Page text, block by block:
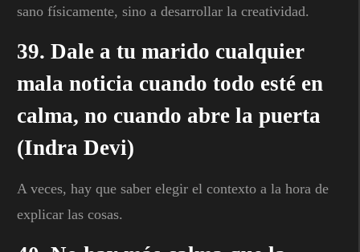
sano físicamente, sino a desarrollar la creatividad.
39. Dale a tu marido cualquier
mala noticia cuando todo esté en
calma, no cuando abre la puerta
(Indra Devi)
A veces, hay que saber elegir el contexto a la hora de
explicar las cosas.